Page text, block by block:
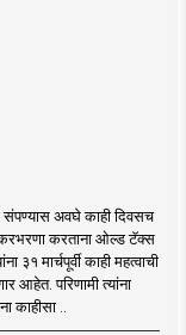
अवघे काही दिवसच
करताना ओल्ड टॅक्स
३१ मार्चपूर्वी काही महत्वाची
आहेत. परिणामी त्यांना
काहीसा ..